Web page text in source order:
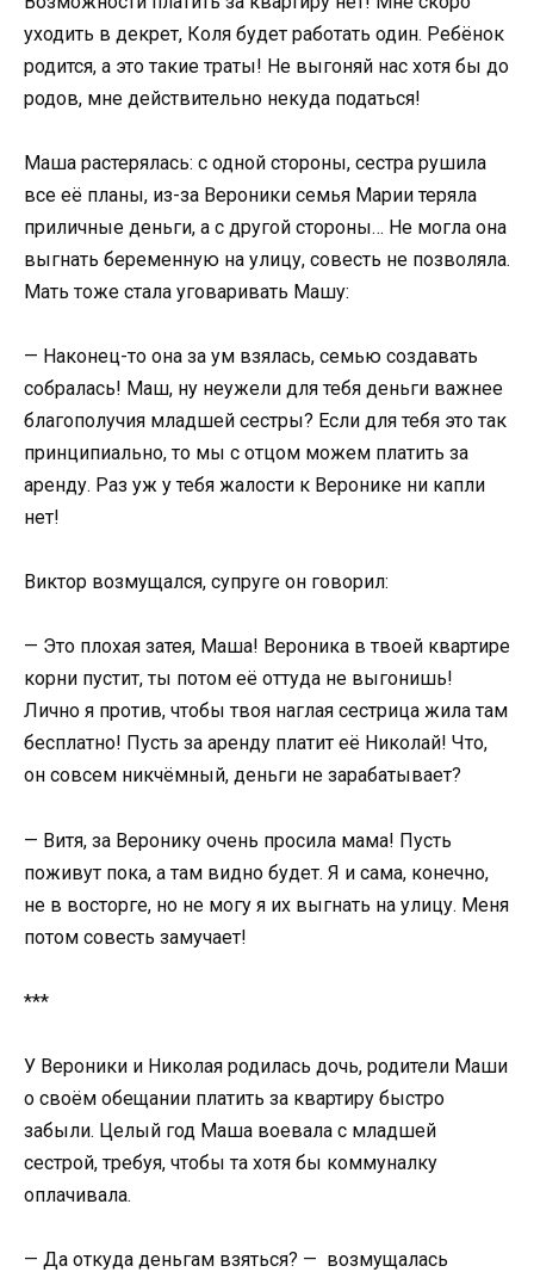
уходить в декрет, Коля будет работать один. Ребёнок
родится, а это такие траты! Не выгоняй нас хотя бы до
родов, мне действительно некуда податься!
Маша растерялась: с одной стороны, сестра рушила
все её планы, из-за Вероники семья Марии теряла
приличные деньги, а с другой стороны… Не могла она
выгнать беременную на улицу, совесть не позволяла.
Мать тоже стала уговаривать Машу:
— Наконец-то она за ум взялась, семью создавать
собралась! Маш, ну неужели для тебя деньги важнее
благополучия младшей сестры? Если для тебя это так
принципиально, то мы с отцом можем платить за
аренду. Раз уж у тебя жалости к Веронике ни капли
нет!
Виктор возмущался, супруге он говорил:
— Это плохая затея, Маша! Вероника в твоей квартире
корни пустит, ты потом её оттуда не выгонишь!
Лично я против, чтобы твоя наглая сестрица жила там
бесплатно! Пусть за аренду платит её Николай! Что,
он совсем никчёмный, деньги не зарабатывает?
— Витя, за Веронику очень просила мама! Пусть
поживут пока, а там видно будет. Я и сама, конечно,
не в восторге, но не могу я их выгнать на улицу. Меня
потом совесть замучает!
***
У Вероники и Николая родилась дочь, родители Маши
о своём обещании платить за квартиру быстро
забыли. Целый год Маша воевала с младшей
сестрой, требуя, чтобы та хотя бы коммуналку
оплачивала.
— Да откуда деньгам взяться? — возмущалась